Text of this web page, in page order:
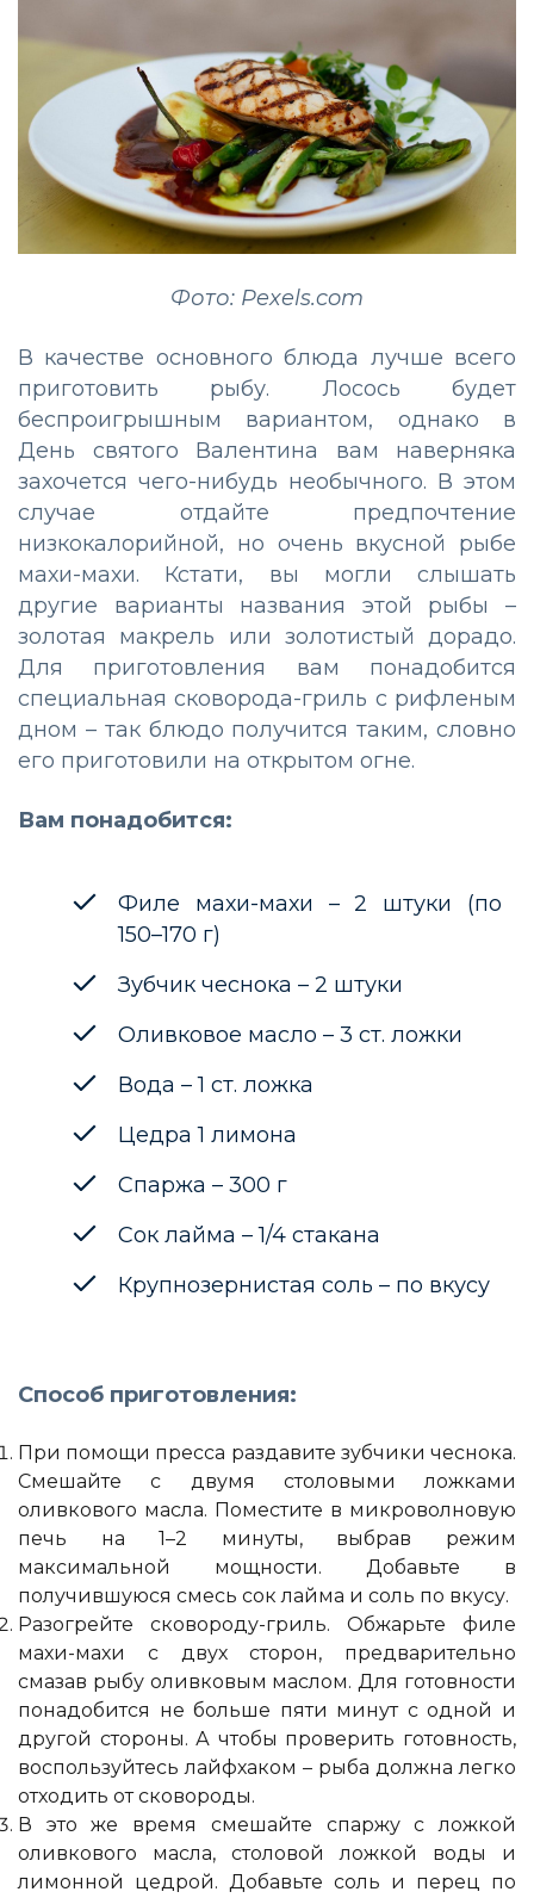
Фото: Pexels.com
В качестве основного блюда лучше всего
приготовить рыбу. Лосось будет
беспроигрышным вариантом, однако в
День святого Валентина вам наверняка
захочется чего-нибудь необычного. В этом
случае отдайте предпочтение
низкокалорийной, но очень вкусной рыбе
махи-махи. Кстати, вы могли слышать
другие варианты названия этой рыбы –
золотая макрель или золотистый дорадо.
Для приготовления вам понадобится
специальная сковорода-гриль с рифленым
дном – так блюдо получится таким, словно
его приготовили на открытом огне.
Вам понадобится:
Филе махи-махи – 2 штуки (по
150–170 г)
Зубчик чеснока – 2 штуки
Оливковое масло – 3 ст. ложки
Вода – 1 ст. ложка
Цедра 1 лимона
Спаржа – 300 г
Сок лайма – 1/4 стакана
Крупнозернистая соль – по вкусу
Способ приготовления:
При помощи пресса раздавите зубчики чеснока.
Смешайте с двумя столовыми ложками
оливкового масла. Поместите в микроволновую
печь на 1–2 минуты, выбрав режим
максимальной мощности. Добавьте в
получившуюся смесь сок лайма и соль по вкусу.
Разогрейте сковороду-гриль. Обжарьте филе
махи-махи с двух сторон, предварительно
смазав рыбу оливковым маслом. Для готовности
понадобится не больше пяти минут с одной и
другой стороны. А чтобы проверить готовность,
воспользуйтесь лайфхаком – рыба должна легко
отходить от сковороды.
В это же время смешайте спаржу с ложкой
оливкового масла, столовой ложкой воды и
лимонной цедрой. Добавьте соль и перец по